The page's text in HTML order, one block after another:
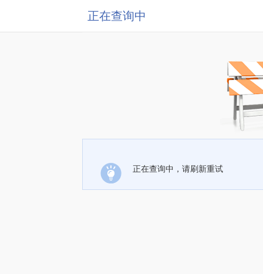
正在查询中
正在查询中，请刷新重试